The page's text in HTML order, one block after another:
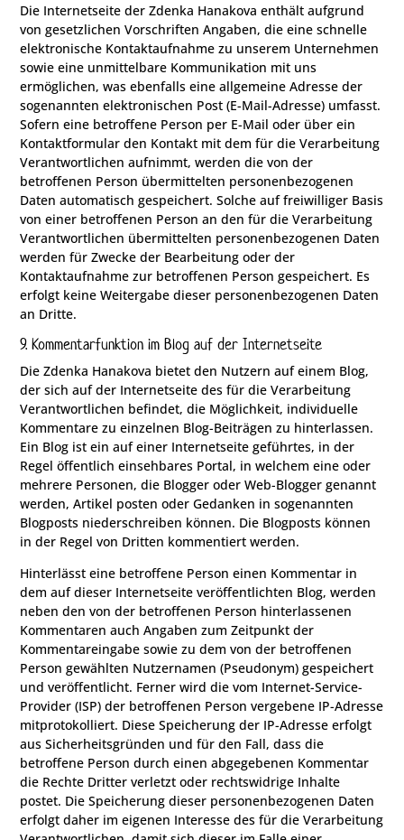
Die Internetseite der Zdenka Hanakova enthält aufgrund
von gesetzlichen Vorschriften Angaben, die eine schnelle
elektronische Kontaktaufnahme zu unserem Unternehmen
sowie eine unmittelbare Kommunikation mit uns
ermöglichen, was ebenfalls eine allgemeine Adresse der
sogenannten elektronischen Post (E-Mail-Adresse) umfasst.
Sofern eine betroffene Person per E-Mail oder über ein
Kontaktformular den Kontakt mit dem für die Verarbeitung
Verantwortlichen aufnimmt, werden die von der
betroffenen Person übermittelten personenbezogenen
Daten automatisch gespeichert. Solche auf freiwilliger Basis
von einer betroffenen Person an den für die Verarbeitung
Verantwortlichen übermittelten personenbezogenen Daten
werden für Zwecke der Bearbeitung oder der
Kontaktaufnahme zur betroffenen Person gespeichert. Es
erfolgt keine Weitergabe dieser personenbezogenen Daten
an Dritte.
9. Kommentarfunktion im Blog auf der Internetseite
Die Zdenka Hanakova bietet den Nutzern auf einem Blog,
der sich auf der Internetseite des für die Verarbeitung
Verantwortlichen befindet, die Möglichkeit, individuelle
Kommentare zu einzelnen Blog-Beiträgen zu hinterlassen.
Ein Blog ist ein auf einer Internetseite geführtes, in der
Regel öffentlich einsehbares Portal, in welchem eine oder
mehrere Personen, die Blogger oder Web-Blogger genannt
werden, Artikel posten oder Gedanken in sogenannten
Blogposts niederschreiben können. Die Blogposts können
in der Regel von Dritten kommentiert werden.
Hinterlässt eine betroffene Person einen Kommentar in
dem auf dieser Internetseite veröffentlichten Blog, werden
neben den von der betroffenen Person hinterlassenen
Kommentaren auch Angaben zum Zeitpunkt der
Kommentareingabe sowie zu dem von der betroffenen
Person gewählten Nutzernamen (Pseudonym) gespeichert
und veröffentlicht. Ferner wird die vom Internet-Service-
Provider (ISP) der betroffenen Person vergebene IP-Adresse
mitprotokolliert. Diese Speicherung der IP-Adresse erfolgt
aus Sicherheitsgründen und für den Fall, dass die
betroffene Person durch einen abgegebenen Kommentar
die Rechte Dritter verletzt oder rechtswidrige Inhalte
postet. Die Speicherung dieser personenbezogenen Daten
erfolgt daher im eigenen Interesse des für die Verarbeitung